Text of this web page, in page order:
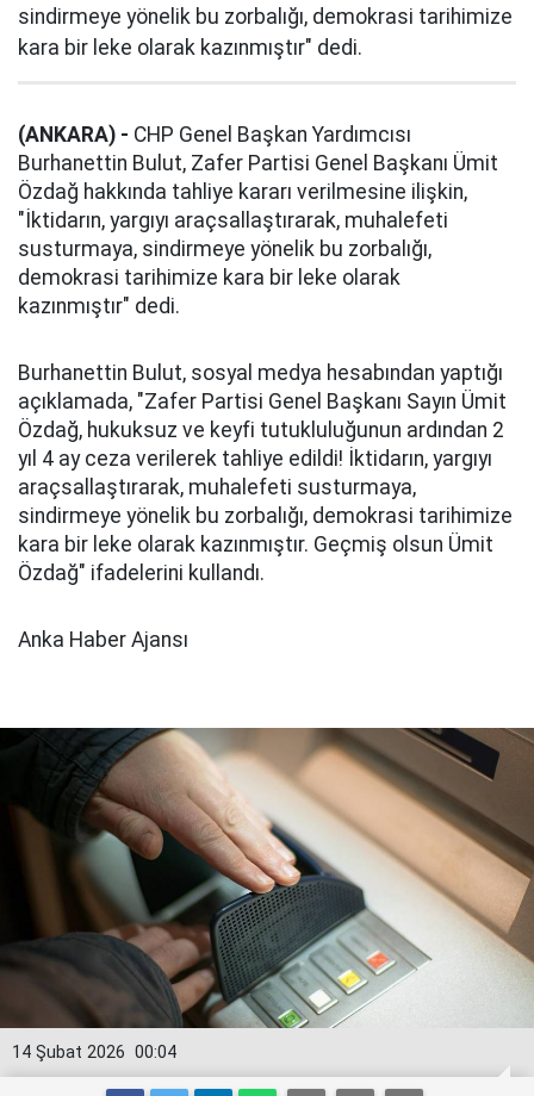
sindirmeye yönelik bu zorbalığı, demokrasi tarihimize
kara bir leke olarak kazınmıştır" dedi.
(ANKARA) - CHP Genel Başkan Yardımcısı
Burhanettin Bulut, Zafer Partisi Genel Başkanı Ümit
Özdağ hakkında tahliye kararı verilmesine ilişkin,
"İktidarın, yargıyı araçsallaştırarak, muhalefeti
susturmaya, sindirmeye yönelik bu zorbalığı,
demokrasi tarihimize kara bir leke olarak
kazınmıştır" dedi.
Burhanettin Bulut, sosyal medya hesabından yaptığı
açıklamada, "Zafer Partisi Genel Başkanı Sayın Ümit
Özdağ, hukuksuz ve keyfi tutukluluğunun ardından 2
yıl 4 ay ceza verilerek tahliye edildi! İktidarın, yargıyı
araçsallaştırarak, muhalefeti susturmaya,
sindirmeye yönelik bu zorbalığı, demokrasi tarihimize
kara bir leke olarak kazınmıştır. Geçmiş olsun Ümit
Özdağ" ifadelerini kullandı.
Anka Haber Ajansı
00:04
14 Şubat 2026